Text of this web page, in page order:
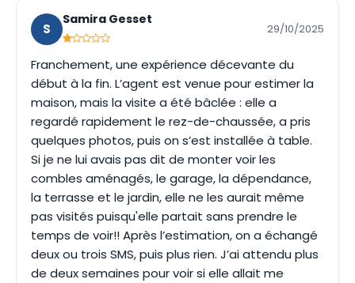
S
Samira Gesset
29/10/2025
Franchement, une expérience décevante du
début à la fin. L’agent est venue pour estimer la
maison, mais la visite a été bâclée : elle a
regardé rapidement le rez-de-chaussée, a pris
quelques photos, puis on s’est installée à table.
Si je ne lui avais pas dit de monter voir les
combles aménagés, le garage, la dépendance,
la terrasse et le jardin, elle ne les aurait même
pas visités puisqu'elle partait sans prendre le
temps de voir!! Après l’estimation, on a échangé
deux ou trois SMS, puis plus rien. J’ai attendu plus
de deux semaines pour voir si elle allait me